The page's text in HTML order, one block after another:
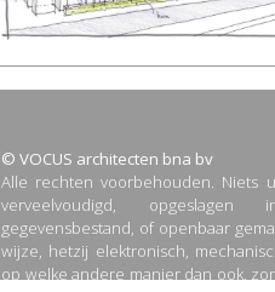
© VOCUS architecten bna bv
Alle rechten voorbehouden. Niets
verveelvoudigd, opgeslagen
gegevensbestand, of openbaar
wijze, hetzij elektronisch,
op welke andere manier dan ook,